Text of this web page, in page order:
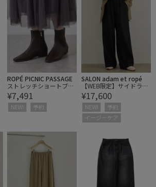
ROPÉ PICNIC PASSAGE
ストレッチショートブー
ツ
¥7,491
NEW! 予約
SALON adam et ropé
【WEB限定】サイドライ
ンイージーパンツ
¥17,600
NEW!
予約
イージーケア